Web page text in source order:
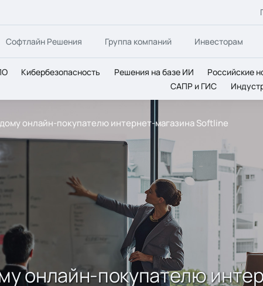
Софтлайн Решения Группа компаний Инвесторам
Кибербезопасность Решения на базе ИИ Российские
САПР и ГИС
онлайн-покупателю интернет-магазина Softline
онлайн-покупателю